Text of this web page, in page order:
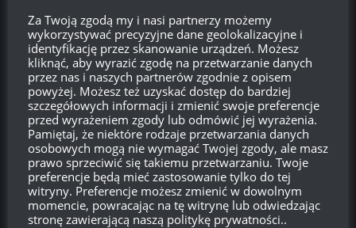
jak ci się nie podoba gra to ją odinstaluj i problem zniknie,
serio ci mówię.
Last edited 3 lat temu by Mme
-17 Odpowiedz
Ten normalny 14:47, 6 grudnia 2022 14:47
Janusze nie dawały rady i trzeba było nakręcić dla nich
dedykowany poradnik? XDDDDDDDDDDDD
Za Twoją zgodą my i nasi partnerzy możemy
wykorzystywać precyzyjne dane geolokalizacyjne i
identyfikację przez skanowanie urządzeń. Możesz
kliknąć, aby wyrazić zgodę na przetwarzanie danych
przez nas i naszych partnerów zgodnie z opisem
powyżej. Możesz też uzyskać dostęp do bardziej
szczegółowych informacji i zmienić swoje preferencje
przed wyrażeniem zgody lub odmówić jej wyrażenia.
Pamiętaj, że niektóre rodzaje przetwarzania danych
osobowych mogą nie wymagać Twojej zgody, ale masz
prawo sprzeciwić się takiemu przetwarzaniu. Twoje
preferencje będą mieć zastosowanie tylko do tej
witryny. Preferencje możesz zmienić w dowolnym
momencie, powracając na tę witrynę lub odwiedzając
stronę zawierającą naszą politykę prywatności..